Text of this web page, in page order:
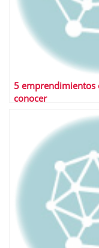
5 emprendimientos
conocer